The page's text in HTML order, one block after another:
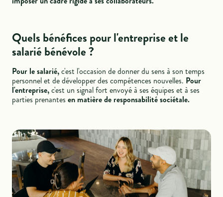
Quels bénéfices pour l'entreprise et le
salarié bénévole ?
Pour le salarié,c'est l'occasion de donner du sens à son temps
personnel et de développer des compétences nouvelles. Pour
l'entreprise,c'est un signal fort envoyé à ses équipes et à ses
parties prenantesen matière de responsabilité sociétale.